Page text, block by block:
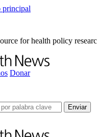
principal
for health policy
Donar